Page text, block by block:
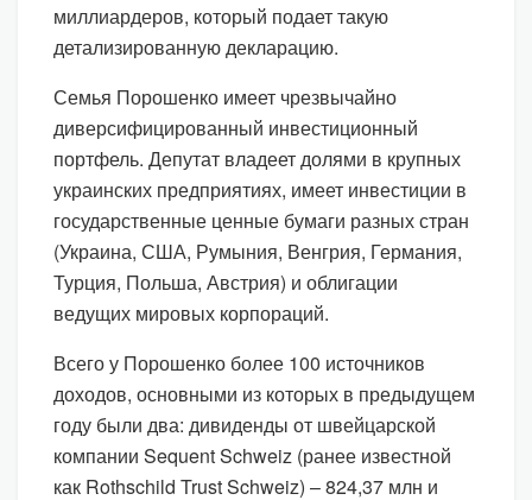
миллиардеров, который подает такую
детализированную декларацию.
Семья Порошенко имеет чрезвычайно
диверсифицированный инвестиционный
портфель. Депутат владеет долями в крупных
украинских предприятиях, имеет инвестиции в
государственные ценные бумаги разных стран
(Украина, США, Румыния, Венгрия, Германия,
Турция, Польша, Австрия) и облигации
ведущих мировых корпораций.
Всего у Порошенко более 100 источников
доходов, основными из которых в предыдущем
году были два: дивиденды от швейцарской
компании Sequent Schweiz (ранее известной
как Rothschild Trust Schweiz) – 824,37 млн и